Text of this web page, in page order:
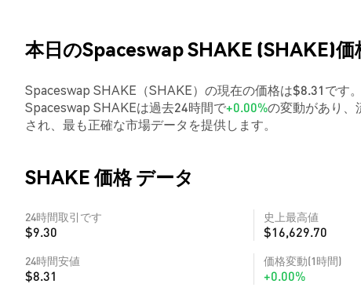
本日のSpaceswap SHAKE (SHAKE)価
Spaceswap SHAKE（SHAKE）の現在の価格は$8.31です
Spaceswap SHAKEは過去24時間で+0.00%の変動があり、
され、最も正確な市場データを提供します。
SHAKE 価格 データ
24時間取引です
$9.30
史上最高値
$16,629.70
24時間安値
$8.31
価格変動(1時間)
+0.00%